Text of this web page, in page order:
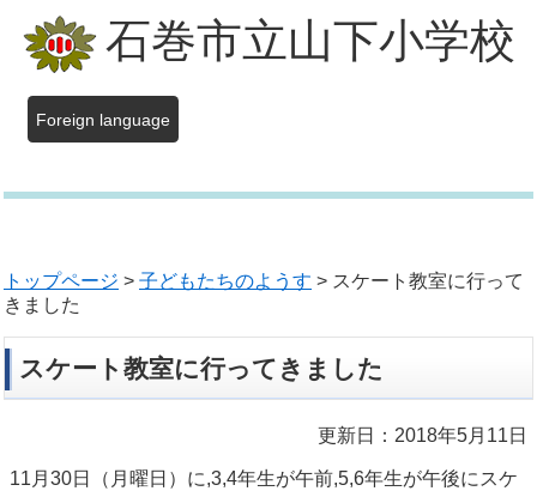
石巻市立山下小学校
Foreign language
トップページ > 子どもたちのようす > スケート教室に行って
きました
スケート教室に行ってきました
更新日：2018年5月11日
11月30日（月曜日）に,3,4年生が午前,5,6年生が午後にスケ